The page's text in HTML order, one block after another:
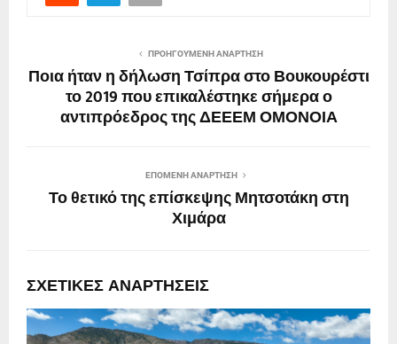
ΠΡΟΗΓΟΎΜΕΝΗ ΑΝΆΡΤΗΣΗ
Ποια ήταν η δήλωση Τσίπρα στο Βουκουρέστι
το 2019 που επικαλέστηκε σήμερα ο
αντιπρόεδρος της ΔΕΕΕΜ ΟΜΟΝΟΙΑ
ΕΠΌΜΕΝΗ ΑΝΆΡΤΗΣΗ
Το θετικό της επίσκεψης Μητσοτάκη στη
Χιμάρα
ΣΧΕΤΙΚΈΣ ΑΝΑΡΤΉΣΕΙΣ